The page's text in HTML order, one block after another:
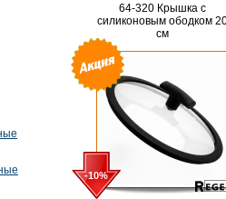
64-320 Крышка c
силиконовым ободком
см
-10%